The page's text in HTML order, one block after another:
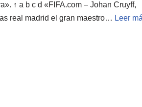
↑ a b c d «FIFA.com – Johan Cruyff,
real madrid el gran maestro… Leer